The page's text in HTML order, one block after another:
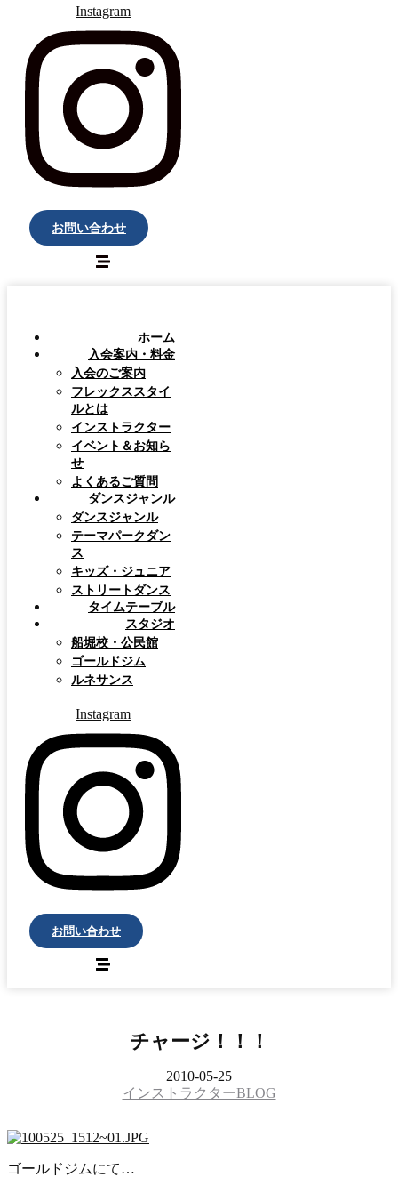
Instagram
お問い合わせ
ホーム
入会案内・料金
入会のご案内
フレックススタイ
ルとは
インストラクター
イベント＆お知ら
せ
よくあるご質問
ダンスジャンル
ダンスジャンル
テーマパークダン
ス
キッズ・ジュニア
ストリートダンス
タイムテーブル
スタジオ
船堀校・公民館
ゴールドジム
ルネサンス
Instagram
お問い合わせ
チャージ！！！
2010-05-25
インストラクターBLOG
ゴールドジムにて…